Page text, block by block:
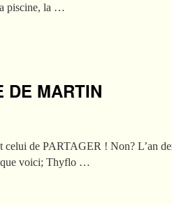
piscine, la …
MARTIN
celui de PARTAGER ! Non? L’an
que voici; Thyflo …